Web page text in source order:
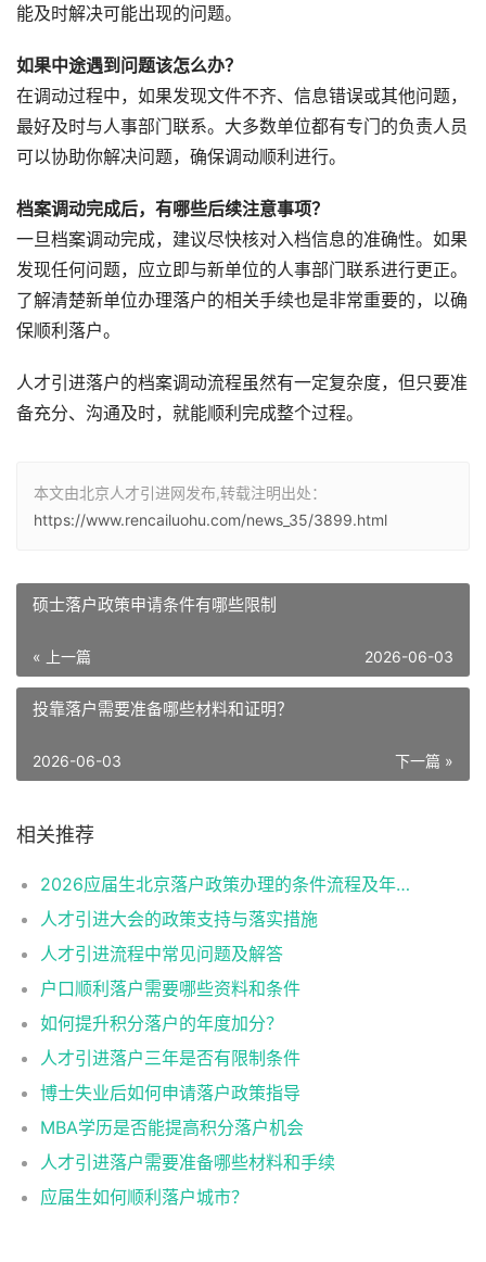
能及时解决可能出现的问题。
如果中途遇到问题该怎么办？
在调动过程中，如果发现文件不齐、信息错误或其他问题，
最好及时与人事部门联系。大多数单位都有专门的负责人员
可以协助你解决问题，确保调动顺利进行。
档案调动完成后，有哪些后续注意事项？
一旦档案调动完成，建议尽快核对入档信息的准确性。如果
发现任何问题，应立即与新单位的人事部门联系进行更正。
了解清楚新单位办理落户的相关手续也是非常重要的，以确
保顺利落户。
人才引进落户的档案调动流程虽然有一定复杂度，但只要准
备充分、沟通及时，就能顺利完成整个过程。
本文由北京人才引进网发布,转载注明出处：
https://www.rencailuohu.com/news_35/3899.html
硕士落户政策申请条件有哪些限制
« 上一篇 2026-06-03
投靠落户需要准备哪些材料和证明？
下一篇 »
2026-06-03
相关推荐
2026应届生北京落户政策办理的条件流程及年龄限制
人才引进大会的政策支持与落实措施
人才引进流程中常见问题及解答
户口顺利落户需要哪些资料和条件
如何提升积分落户的年度加分？
人才引进落户三年是否有限制条件
博士失业后如何申请落户政策指导
MBA学历是否能提高积分落户机会
人才引进落户需要准备哪些材料和手续
应届生如何顺利落户城市？